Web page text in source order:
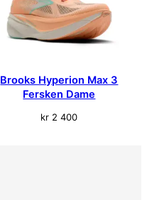
Brooks Hyperion Max 3
Fersken Dame
kr 2 400